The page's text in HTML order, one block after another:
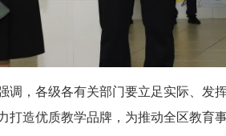
，各级各有关部门要立足实际、发
打造优质教学品牌，为推动全区教